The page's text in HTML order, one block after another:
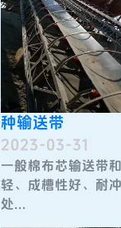
种输送带
2023-03-31
一般棉布芯输送带
轻、成槽性好、耐
处...